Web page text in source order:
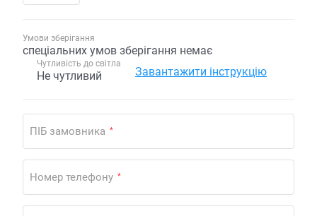
Умови зберігання
спеціальних умов зберігання немає
Чутливість до світла
Не чутливий Завантажити інструкцію
ПІБ замовника *
Номер телефону *